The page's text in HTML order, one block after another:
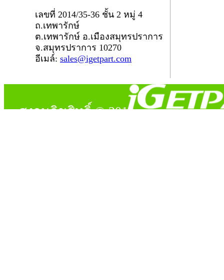
เลขที่ 2014/35-36 ชั้น 2 หมู่ 4
ถ.เทพารักษ์
ต.เทพารักษ์ อ.เมืองสมุทรปราการ
จ.สมุทรปราการ 10270
อีเมล์: sales@igetpart.com
สงวนลิขสิทธิ์ © 2014